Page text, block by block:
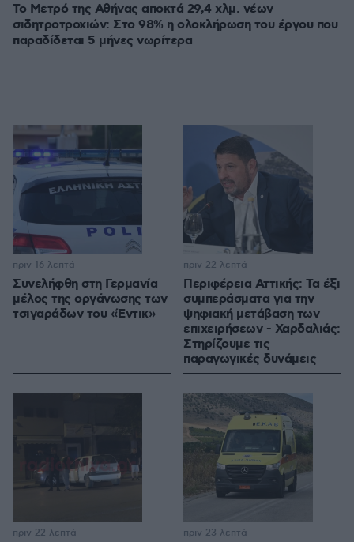
Το Μετρό της Αθήνας αποκτά 29,4 χλμ. νέων
σιδητροτροχιών: Στο 98% η ολοκλήρωση του έργου που
παραδίδεται 5 μήνες νωρίτερα
Συνελήφθη στη Γερμανία
μέλος της οργάνωσης των
τσιγαράδων του «Έντικ»
πριν 16 λεπτά
Περιφέρεια Αττικής: Τα έξι
συμπεράσματα για την
ψηφιακή μετάβαση των
επιχειρήσεων - Χαρδαλιάς:
Στηρίζουμε τις
παραγωγικές δυνάμεις
πριν 22 λεπτά
πριν 22 λεπτά πριν 23 λεπτά